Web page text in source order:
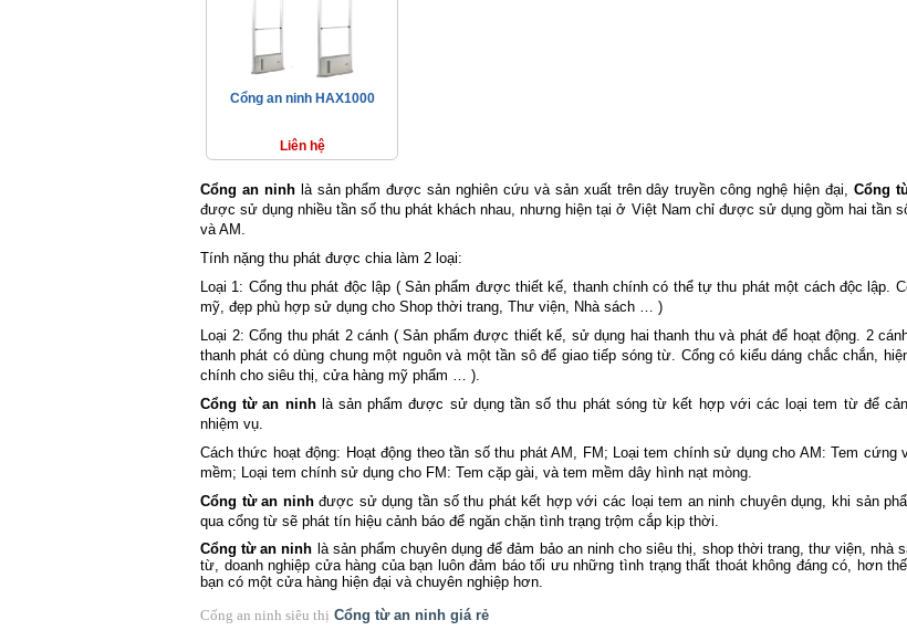
Cổng an ninh HAX1000
Liên hệ
Cổng an ninhlà sản phẩm được sản nghiên cứu và sản xuất trên dây truyền công nghệ hiện đại, Cổng
được sử dụng nhiều tần số thu phát khách nhau, nhưng hiện tại ở Việt Nam chỉ được sử dụng gồm hai tần
và AM.
Tính nặng thu phát được chia làm 2 loại:
Loại 1: Cổng thu phát độc lập ( Sản phẩm được thiết kế, thanh chính có thể tự thu phát một cách độc lập.
mỹ, đẹp phù hợp sử dụng cho Shop thời trang, Thư viện, Nhà sách … )
Loại 2: Cổng thu phát 2 cánh ( Sản phẩm được thiết kế, sử dụng hai thanh thu và phát để hoạt động. 2
thanh phát có dùng chung một nguôn và một tần sô để giao tiếp sóng từ. Cổng có kiểu dáng chắc chắn,
chính cho siêu thị, cửa hàng mỹ phẩm … ).
Cổng từ an ninhlà sản phẩm được sử dụng tần số thu phát sóng từ kết hợp với các loại tem từ để
nhiệm vụ.
Cách thức hoạt động: Hoạt động theo tần số thu phát AM, FM; Loại tem chính sử dụng cho AM: Tem cứng
mềm; Loại tem chính sử dụng cho FM: Tem cặp gài, và tem mềm dây hình nạt mòng.
Cổng từ an ninhđược sử dụng tần số thu phát kết hợp với các loại tem an ninh chuyên dụng, khi sản
qua cổng từ sẽ phát tín hiệu cảnh báo để ngăn chặn tình trạng trộm cắp kịp thời.
Cổng từ an ninh là sản phẩm chuyên dụng để đảm bảo an ninh cho siêu thị, shop thời trang, thư viện, nhà
từ, doanh nghiệp cửa hàng của bạn luôn đảm báo tối ưu những tình trạng thất thoát không đáng có, hơn
bạn có một cửa hàng hiện đại và chuyên nghiệp hơn.
Cổng an ninh siêu thị Cổng từ an ninh giá rẻ